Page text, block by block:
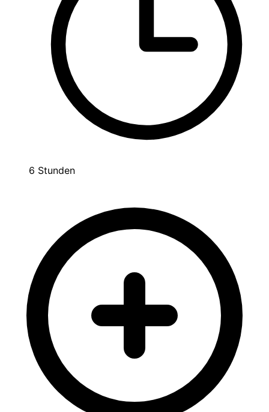
6 Stunden